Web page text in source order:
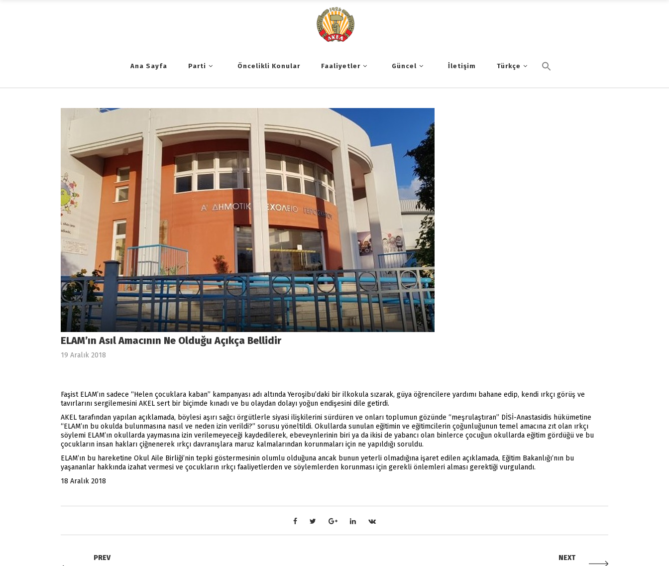
Ana Sayfa Parti Öncelikli Konular Faaliyetler Güncel İletişim Türkçe
ELAM’ın Asıl Amacının Ne Olduğu Açıkça Bellidir
19 Aralık 2018
Faşist ELAM’ın sadece “Helen çocuklara kaban” kampanyası adı altında Yeroşibu’daki bir ilkokula sızarak, güya öğrencilere yardımı bahane edip, kendi ırkçı görüş ve
tavırlarını sergilemesini AKEL sert bir biçimde kınadı ve bu olaydan dolayı yoğun endişesini dile getirdi.
AKEL tarafından yapılan açıklamada, böylesi aşırı sağcı örgütlerle siyasi ilişkilerini sürdüren ve onları toplumun gözünde “meşrulaştıran” DİSİ-Anastasidis hükümetine
“ELAM’ın bu okulda bulunmasına nasıl ve neden izin verildi?” sorusu yöneltildi. Okullarda sunulan eğitimin ve eğitimcilerin çoğunluğunun temel amacına zıt olan ırkçı
söylemi ELAM’ın okullarda yaymasına izin verilemeyeceği kaydedilerek, ebeveynlerinin biri ya da ikisi de yabancı olan binlerce çocuğun okullarda eğitim gördüğü ve bu
çocukların insan hakları çiğnenerek ırkçı davranışlara maruz kalmalarından korunmaları için ne yapıldığı soruldu.
ELAM’ın bu hareketine Okul Aile Birliği’nin tepki göstermesinin olumlu olduğuna ancak bunun yeterli olmadığına işaret edilen açıklamada, Eğitim Bakanlığı’nın bu
yaşananlar hakkında izahat vermesi ve çocukların ırkçı faaliyetlerden ve söylemlerden korunması için gerekli önlemleri alması gerektiği vurgulandı.
18 Aralık 2018
PREV
NEXT